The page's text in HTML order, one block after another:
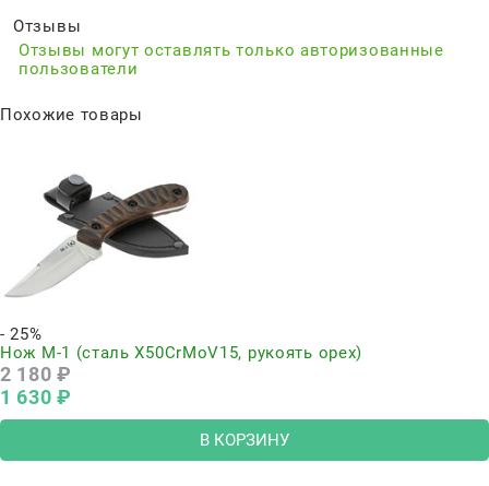
Отзывы
Отзывы могут оставлять только авторизованные
пользователи
Похожие товары
- 25%
Нож М-1 (сталь Х50CrMoV15, рукоять орех)
2 180 ₽
1 630 ₽
В КОРЗИНУ